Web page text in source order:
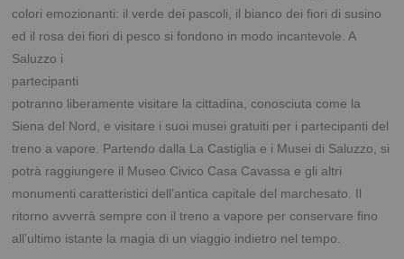
colori emozionanti: il verde dei pascoli, il bianco dei fiori di susino
ed il rosa dei fiori di pesco si fondono in modo incantevole. A
Saluzzo i
partecipanti
potranno liberamente visitare la cittadina, conosciuta come la
Siena del Nord, e visitare i suoi musei gratuiti per i partecipanti del
treno a vapore. Partendo dalla La Castiglia e i Musei di Saluzzo, si
potrà raggiungere il Museo Civico Casa Cavassa e gli altri
monumenti caratteristici dell’antica capitale del marchesato. Il
ritorno avverrà sempre con il treno a vapore per conservare fino
all’ultimo istante la magia di un viaggio indietro nel tempo.